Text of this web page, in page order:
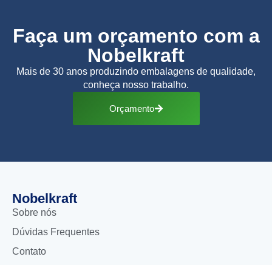
Faça um orçamento com a
Nobelkraft
Mais de 30 anos produzindo embalagens de qualidade,
conheça nosso trabalho.
Orçamento
Nobelkraft
Sobre nós
Dúvidas Frequentes
Contato